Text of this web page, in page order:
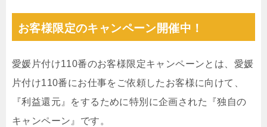
お客様限定のキャンペーン開催中！
愛媛片付け110番のお客様限定キャンペーンとは、愛媛
片付け110番にお仕事をご依頼したお客様に向けて、
『利益還元』をするために特別に企画された『独自の
キャンペーン』です。